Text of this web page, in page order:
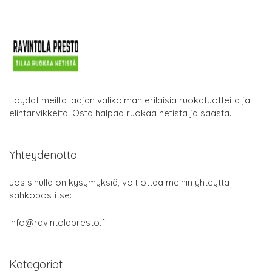
Löydät meiltä laajan valikoiman erilaisia ruokatuotteita ja
elintarvikkeita. Osta halpaa ruokaa netistä ja säästä.
Yhteydenotto
Jos sinulla on kysymyksiä, voit ottaa meihin yhteyttä
sähköpostitse:
info@ravintolapresto.fi
Kategoriat